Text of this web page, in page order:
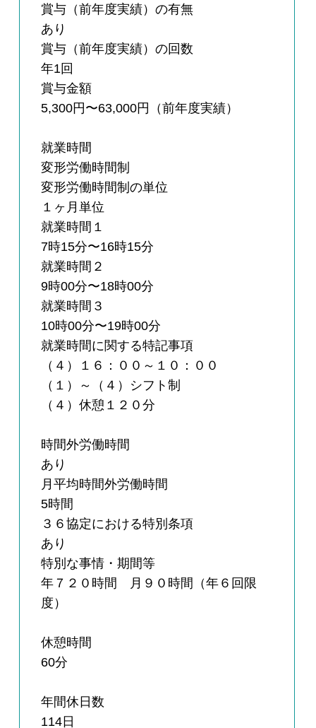
賞与（前年度実績）の有無
あり
賞与（前年度実績）の回数
年1回
賞与金額
5,300円〜63,000円（前年度実績）
就業時間
変形労働時間制
変形労働時間制の単位
１ヶ月単位
就業時間１
7時15分〜16時15分
就業時間２
9時00分〜18時00分
就業時間３
10時00分〜19時00分
就業時間に関する特記事項
（４）１６：００～１０：００
（１）～（４）シフト制
（４）休憩１２０分
時間外労働時間
あり
月平均時間外労働時間
5時間
３６協定における特別条項
あり
特別な事情・期間等
年７２０時間 月９０時間（年６回限
度）
休憩時間
60分
年間休日数
114日